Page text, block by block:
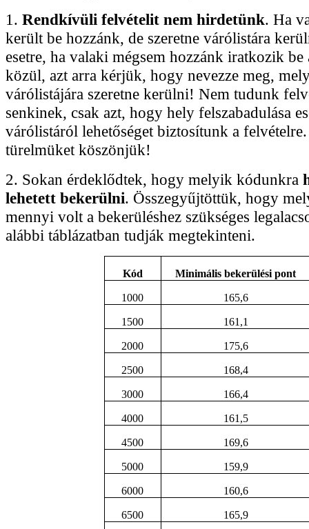
1. Rendkívüli felvételit nem hirdetünk. Ha
került be hozzánk, de szeretne várólistára
esetre, ha valaki mégsem hozzánk iratkozik be
közül, azt arra kérjük, hogy nevezze meg,
várólistájára szeretne kerülni! Nem tudunk
senkinek, csak azt, hogy hely felszabadulása
várólistáról lehetőséget biztosítunk a
türelmüket köszönjük!
2. Sokan érdeklődtek, hogy melyik kódunkra
lehetett bekerülni. Összegyűjtöttük, hogy
mennyi volt a bekerüléshez szükséges
alábbi táblázatban tudják megtekinteni.
Kód Minimális bekerülési pont
1000 165,6
1500 161,1
2000 175,6
2500 168,4
3000 166,4
4000 161,5
4500 169,6
5000 159,9
6000 160,6
6500 165,9